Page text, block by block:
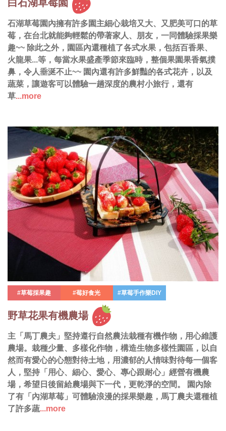
白石湖草莓園
石湖草莓園內擁有許多園主細心栽培又大、又肥美可口的草
莓，在台北就能夠輕鬆的帶著家人、朋友，一同體驗採果樂
趣~~ 除此之外，園區內還種植了各式水果，包括百香果、
火龍果...等，每當水果盛產季節來臨時，整個果園果香氣撲
鼻，令人垂涎不止~~ 園內還有許多鮮豔的各式花卉，以及
蔬菜，讓遊客可以體驗一趟深度的農村小旅行，還有
草...more
#草莓採果趣 #莓好食光 #草莓手作樂DIY
野草花果有機農場
主「馬丁農夫」堅持遵行自然農法栽種有機作物，用心維護
農場。栽種少量、多樣化作物，構造生物多樣性園區，以自
然而有愛心的心態對待土地，用濃郁的人情味對待每一個客
人，堅持「用心、細心、愛心、專心跟耐心」經營有機農
場，希望日後留給農場與下一代，更乾淨的空間。 園內除
了有「內湖草莓」可體驗浪漫的採果樂趣，馬丁農夫還種植
了許多蔬...more